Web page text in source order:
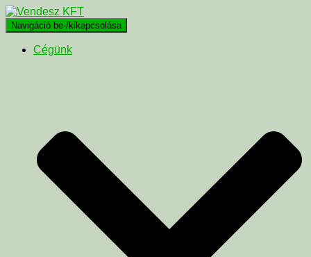
Navigáció be-/kikapcsolása
Cégünk